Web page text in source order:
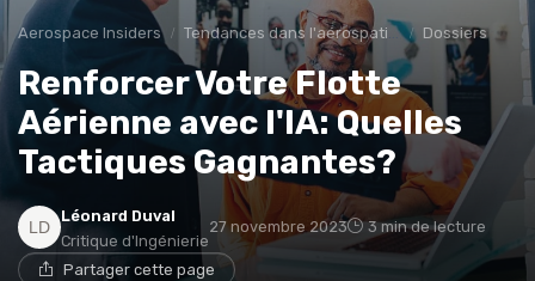
Aerospace Insiders Tendances dans l'aérospatial Dossiers
Renforcer Votre Flotte
Aérienne avec l'IA: Quelles
Tactiques Gagnantes?
Léonard Duval
Critique d'Ingénierie
27 novembre 2023 3 min de lecture
Partager cette page